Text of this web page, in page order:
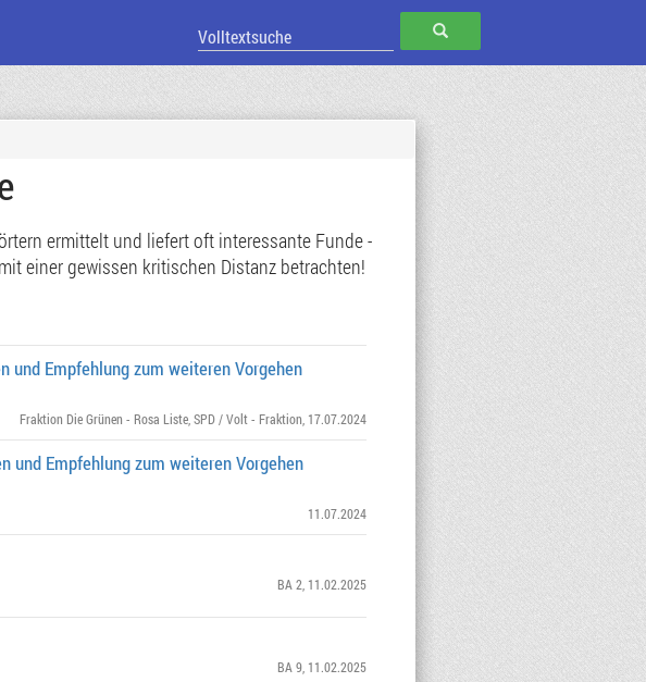
SUCHEN
ermittelt und liefert oft interessante Funde -
einer gewissen kritischen Distanz betrachten!
und Empfehlung zum weiteren Vorgehen
Fraktion Die Grünen - Rosa Liste, SPD / Volt - Fraktion , 17.07.2024
und Empfehlung zum weiteren Vorgehen
11.07.2024
BA 2 , 11.02.2025
BA 9, 11.02.2025